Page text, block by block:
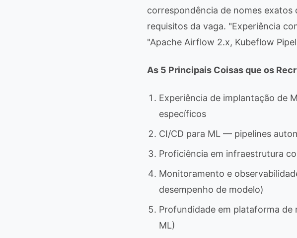
correspondência de nomes
requisitos da vaga. "Experiência
"Apache Airflow 2.x, Kubeflow
As 5 Principais Coisas que os
Experiência de implantação de
específicos
CI/CD para ML — pipelines
Proficiência em infraestrutura
Monitoramento e
desempenho de modelo)
Profundidade em plataforma de
ML)